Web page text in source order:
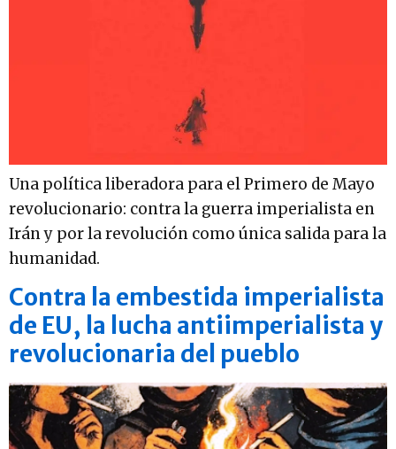
Una política liberadora para el Primero de Mayo
revolucionario: contra la guerra imperialista en
Irán y por la revolución como única salida para la
humanidad.
Contra la embestida imperialista
de EU, la lucha antiimperialista y
revolucionaria del pueblo